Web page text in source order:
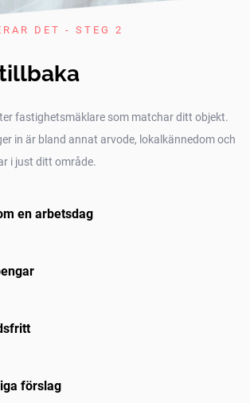
DET - STEG 2
fastighetsmäklare som matchar ditt objekt.
in är bland annat arvode, lokalkännedom och
i just ditt område.
en arbetsdag
förslag